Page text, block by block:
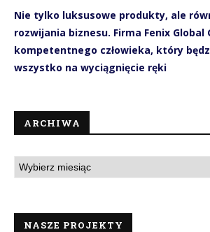
Nie tylko luksusowe produkty, ale
rozwijania biznesu. Firma Fenix Global
kompetentnego człowieka, który
wszystko na wyciągnięcie ręki
ARCHIWA
NASZE PROJEKTY